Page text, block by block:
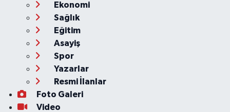
Ekonomi
Sağlık
Eğitim
Asayiş
Spor
Yazarlar
Resmi İlanlar
Foto Galeri
Video